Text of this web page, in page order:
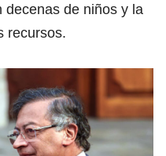
decenas de niños y la
recursos.